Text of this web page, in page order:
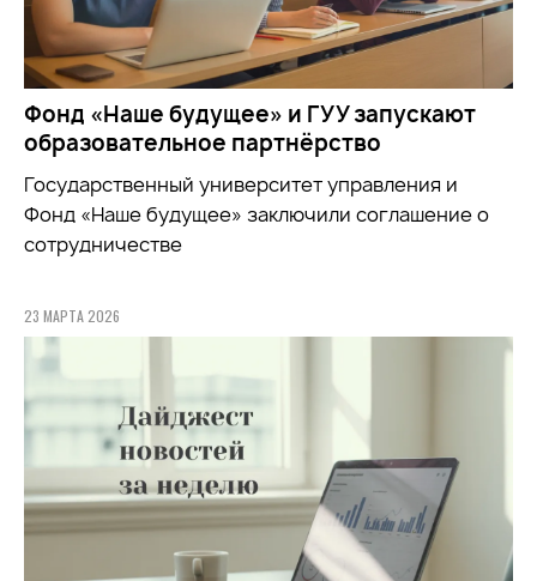
Фонд «Наше будущее» и ГУУ запускают
образовательное партнёрство
Государственный университет управления и
Фонд «Наше будущее» заключили соглашение о
сотрудничестве
23 МАРТА 2026